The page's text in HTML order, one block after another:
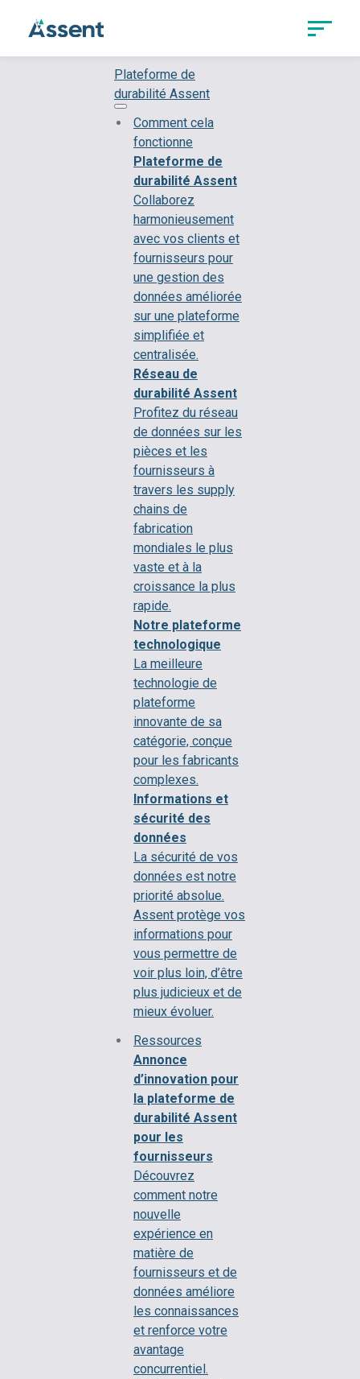
Plateforme de
durabilité Assent
Comment cela
fonctionne
Plateforme de
durabilité Assent
Collaborez
harmonieusement
avec vos clients et
fournisseurs pour
une gestion des
données améliorée
sur une plateforme
simplifiée et
centralisée.
Réseau de
durabilité Assent
Profitez du réseau
de données sur les
pièces et les
fournisseurs à
travers les supply
chains de
fabrication
mondiales le plus
vaste et à la
croissance la plus
rapide.
Notre plateforme
technologique
La meilleure
technologie de
plateforme
innovante de sa
catégorie, conçue
pour les fabricants
complexes.
Informations et
sécurité des
données
La sécurité de vos
données est notre
priorité absolue.
Assent protège vos
informations pour
vous permettre de
voir plus loin, d’être
plus judicieux et de
mieux évoluer.
Ressources
Annonce
d’innovation pour
la plateforme de
durabilité Assent
pour les
fournisseurs
Découvrez
comment notre
nouvelle
expérience en
matière de
fournisseurs et de
données améliore
les connaissances
et renforce votre
avantage
concurrentiel.